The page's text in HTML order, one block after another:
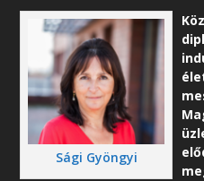
Sági Gyöngyi